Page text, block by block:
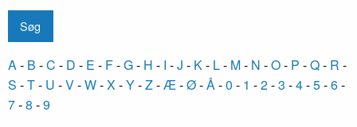
A- B -C - D - E - F-G- H - I -J - K- L- M- N -O- P -Q- R -
S -T- U -V-W-X-Y-Z-Æ-Ø-Å-0 - 1 -2-3 -4-5-6-
7-8 -9